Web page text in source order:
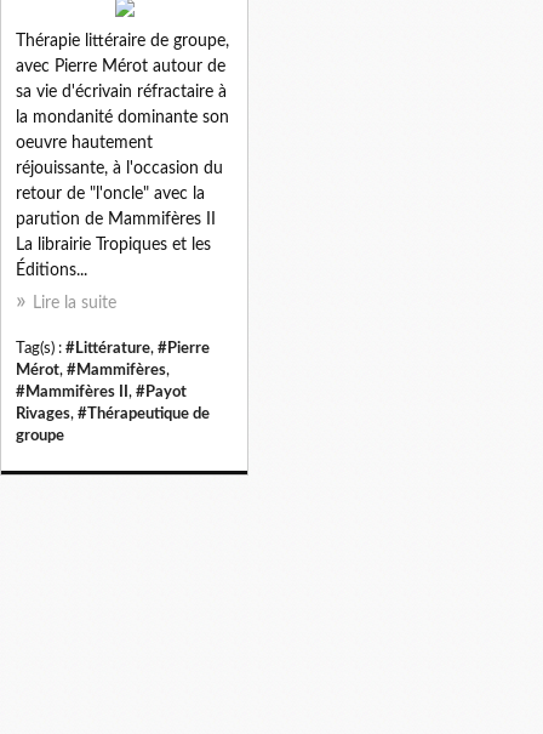
Thérapie littéraire de groupe,
avec Pierre Mérot autour de
sa vie d'écrivain réfractaire à
la mondanité dominante son
oeuvre hautement
réjouissante, à l'occasion du
retour de "l'oncle" avec la
parution de Mammifères II
La librairie Tropiques et les
Éditions...
Lire la suite
Tag(s) : #Littérature, #Pierre
Mérot, #Mammifères,
#Mammifères II , #Payot
Rivages, #Thérapeutique de
groupe